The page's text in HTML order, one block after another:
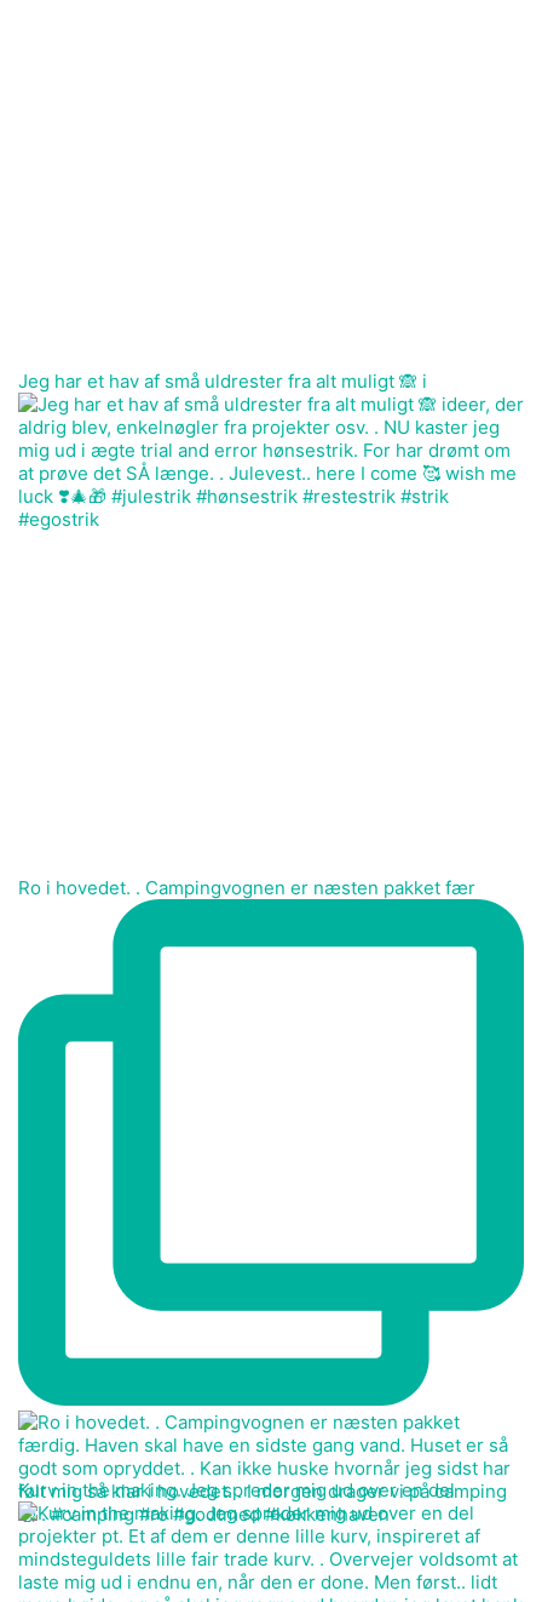
Jeg har et hav af små uldrester fra alt muligt 🙈 i
Ro i hovedet. . Campingvognen er næsten pakket fær
Kurv in the making. Jeg spreder mig ud over en del